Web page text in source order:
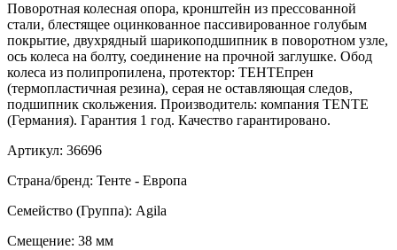
Поворотная колесная опора, кронштейн из прессованной
стали, блестящее оцинкованное пассивированное голубым
покрытие, двухрядный шарикоподшипник в поворотном узле,
ось колеса на болту, соединение на прочной заглушке. Обод
колеса из полипропилена, протектор: ТЕНТЕпрен
(термопластичная резина), серая не оставляющая следов,
подшипник скольжения. Производитель: компания TENTE
(Германия). Гарантия 1 год. Качество гарантировано.
Артикул: 36696
Страна/бренд: Тенте - Европа
Семейство (Группа): Agila
Смещение: 38 мм